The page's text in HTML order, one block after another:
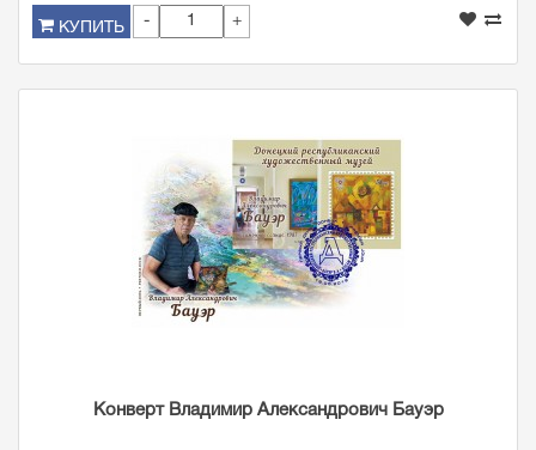
КУПИТЬ - +
Конверт Владимир Александрович Бауэр